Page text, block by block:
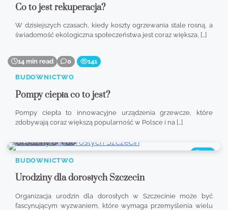
Co to jest rekuperacja?
W dzisiejszych czasach, kiedy koszty ogrzewania stale rosną, a
świadomość ekologiczna społeczeństwa jest coraz większa, […]
14 min read 0 141
BUDOWNICTWO
Pompy ciepła co to jest?
Pompy ciepła to innowacyjne urządzenia grzewcze, które
zdobywają coraz większą popularność w Polsce i na […]
222
BUDOWNICTWO
Urodziny dla dorosłych Szczecin
Organizacja urodzin dla dorosłych w Szczecinie może być
fascynującym wyzwaniem, które wymaga przemyślenia wielu